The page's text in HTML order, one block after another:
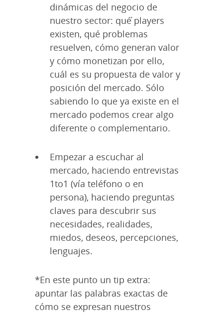
dinámicas del negocio de
nuestro sector: qué ́players
existen, qué problemas
resuelven, cómo generan valor
y cómo monetizan por ello,
cuál es su propuesta de valor y
posición del mercado. Sólo
sabiendo lo que ya existe en el
mercado podemos crear algo
diferente o complementario.
Empezar a escuchar al
mercado, haciendo entrevistas
1to1 (vía teléfono o en
persona), haciendo preguntas
claves para descubrir sus
necesidades, realidades,
miedos, deseos, percepciones,
lenguajes.
*En este punto un tip extra:
apuntar las palabras exactas de
cómo se expresan nuestros